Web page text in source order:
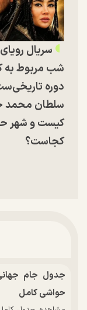
سریال
شب مربوط به
دوره
سلطان محمد
کیست و شهر
کجاست؟
حواشی کامل